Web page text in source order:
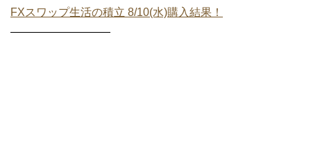
FXスワップ生活の積立 8/10(水)購入結果！
—————————